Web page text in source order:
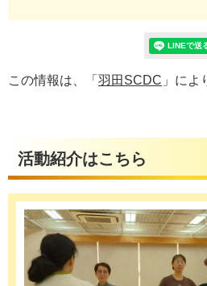
この情報は、「 羽田SCDC 」によ
活動紹介はこちら